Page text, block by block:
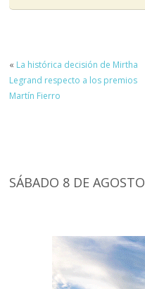
« La histórica decisión de Mirtha
Legrand respecto a los premios
Martín Fierro
SÁBADO 8 DE